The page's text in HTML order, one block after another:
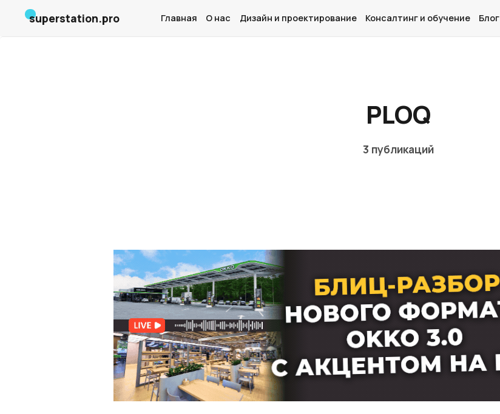
О нас
Лучшие АЗС мира
Условия использования материалов
Политика конфиденциальности и cookie
superstation.pro Главная О нас Дизайн и проектирование Консалтинг и обучение Блог
PLOQ
3 публикаций